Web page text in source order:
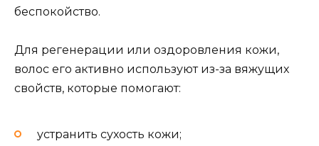
беспокойство.
Для регенерации или оздоровления кожи,
волос его активно используют из-за вяжущих
свойств, которые помогают:
устранить сухость кожи;